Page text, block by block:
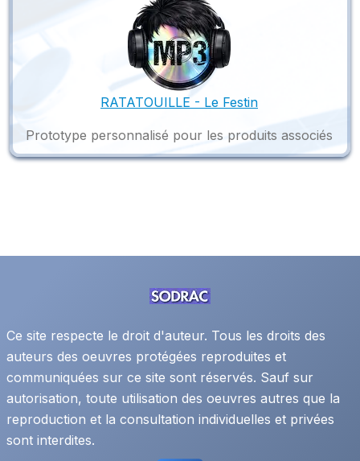
RATATOUILLE - Le Festin
Prototype personnalisé pour les produits associés
Ce site respecte le droit d'auteur. Tous les droits des
auteurs des oeuvres protégées reproduites et
communiquées sur ce site sont réservés. Sauf sur
autorisation, toute utilisation des oeuvres autres que la
reproduction et la consultation individuelles et privées
sont interdites.